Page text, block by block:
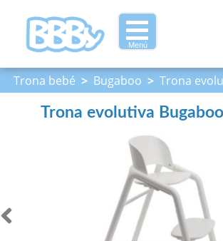
Menú
Trona bebé > Bugaboo > Trona
Giraffe
Trona evolutiva